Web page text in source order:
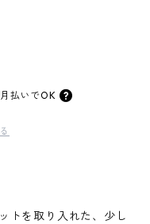
払いでOK
トを取り入れた、少し